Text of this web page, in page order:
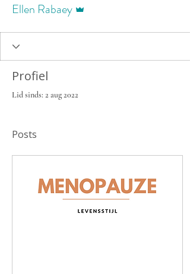
Ellen Rabaey
Profiel
Lid sinds: 2 aug 2022
Posts